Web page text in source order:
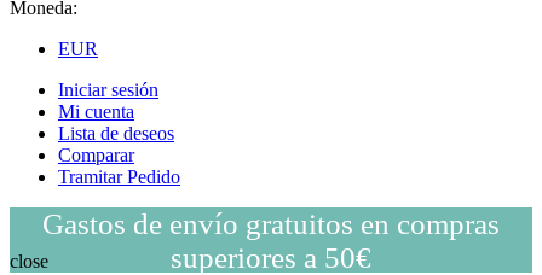
Moneda:
EUR
Iniciar sesión
Mi cuenta
Lista de deseos
Comparar
Tramitar Pedido
Gastos de envío gratuitos en compras
superiores a 50€
close